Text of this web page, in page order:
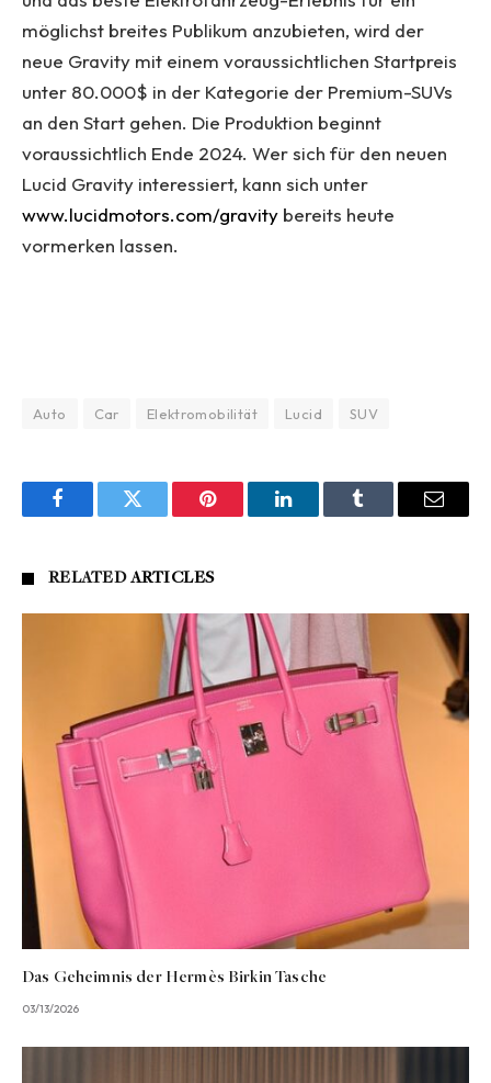
möglichst breites Publikum anzubieten, wird der
neue Gravity mit einem voraussichtlichen Startpreis
unter 80.000$ in der Kategorie der Premium-SUVs
an den Start gehen. Die Produktion beginnt
voraussichtlich Ende 2024. Wer sich für den neuen
Lucid Gravity interessiert, kann sich unter
www.lucidmotors.com/gravity bereits heute
vormerken lassen.
Auto Car Elektromobilität Lucid SUV
FacebookTwitter Pinterest LinkedInTumblr Email
RELATEDARTICLES
Das Geheimnis der Hermès Birkin Tasche
03/13/2026